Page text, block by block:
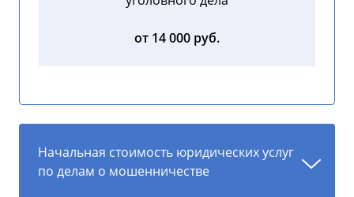
от 14 000 руб.
Начальная стоимость юридических услуг
по делам о мошенничестве